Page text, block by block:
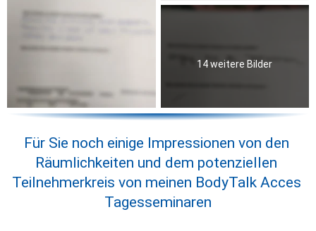
14 weitere Bilder
Für Sie noch einige Impressionen von den
Räumlichkeiten und dem potenziellen
Teilnehmerkreis von meinen BodyTalk Acces
Tagesseminaren